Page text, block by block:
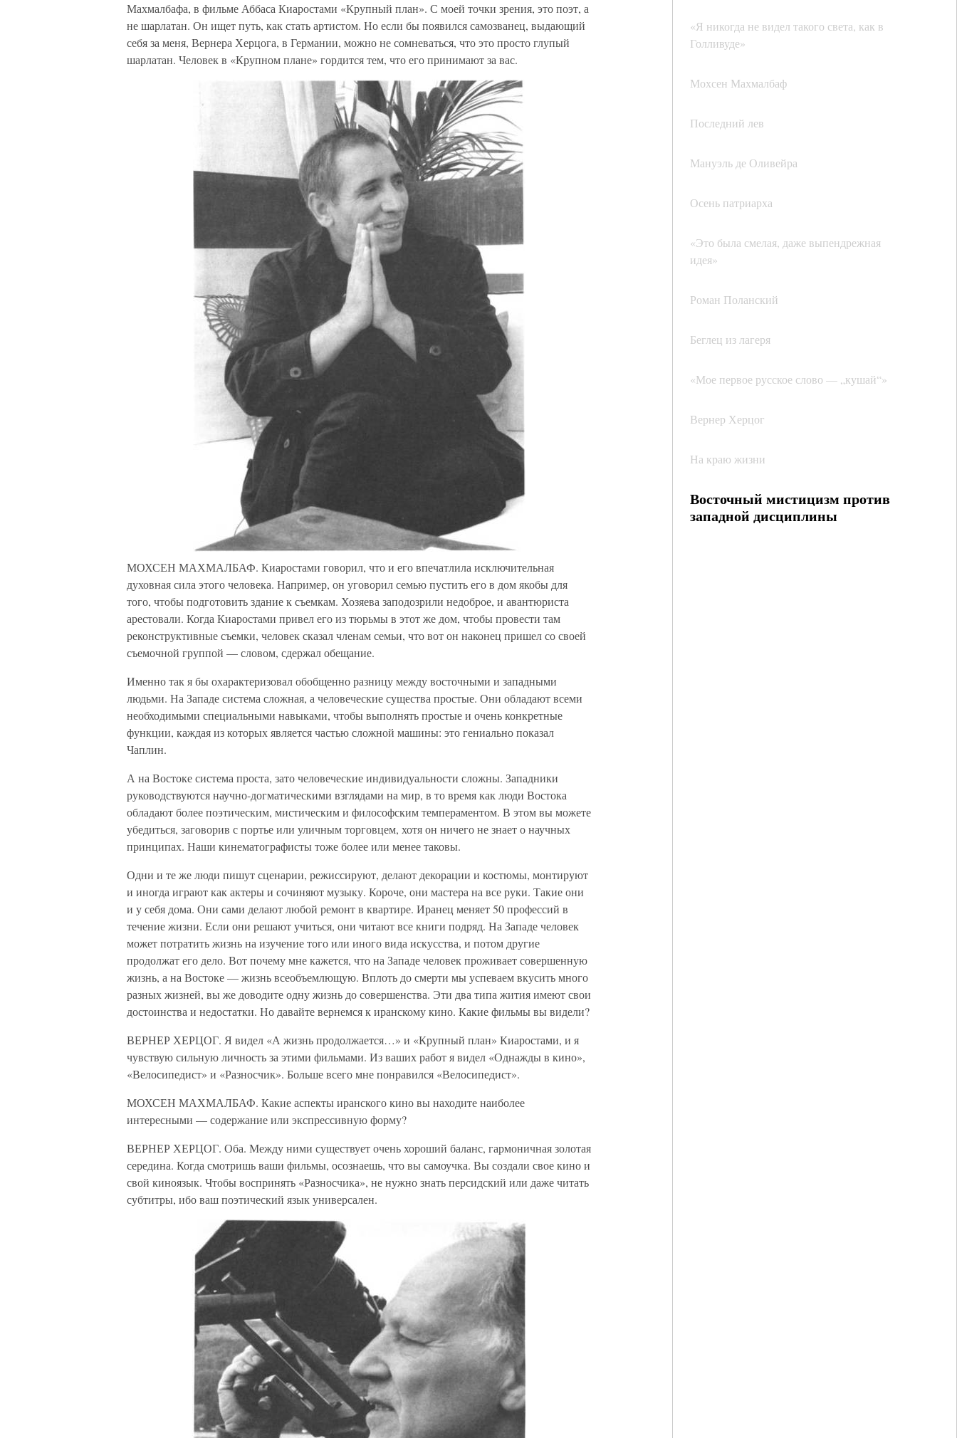
«Я никогда не видел такого света, как в
Голливуде»
Мохсен Махмалбаф
Последний лев
Мануэль де Оливейра
Осень патриарха
«Это была смелая, даже выпендрежная
идея»
Роман Поланский
Беглец из лагеря
«Мое первое русское слово — „кушай“»
Вернер Херцог
На краю жизни
Восточный мистицизм против
западной дисциплины
Махмалбафа, в фильме Аббаса Киаростами «Крупный план». С моей точки зрения, это поэт, а
не шарлатан. Он ищет путь, как стать артистом. Но если бы появился самозванец, выдающий
себя за меня, Вернера Херцога, в Германии, можно не сомневаться, что это просто глупый
шарлатан. Человек в «Крупном плане» гордится тем, что его принимают за вас.
МОХСЕН МАХМАЛБАФ. Киаростами говорил, что и его впечатлила исключительная
духовная сила этого человека. Например, он уговорил семью пустить его в дом якобы для
того, чтобы подготовить здание к съемкам. Хозяева заподозрили недоброе, и авантюриста
арестовали. Когда Киаростами привел его из тюрьмы в этот же дом, чтобы провести там
реконструктивные съемки, человек сказал членам семьи, что вот он наконец пришел со своей
съемочной группой — словом, сдержал обещание.
Именно так я бы охарактеризовал обобщенно разницу между восточными и западными
людьми. На Западе система сложная, а человеческие существа простые. Они обладают всеми
необходимыми специальными навыками, чтобы выполнять простые и очень конкретные
функции, каждая из которых является частью сложной машины: это гениально показал
Чаплин.
А на Востоке система проста, зато человеческие индивидуальности сложны. Западники
руководствуются научно-догматическими взглядами на мир, в то время как люди Востока
обладают более поэтическим, мистическим и философским темпераментом. В этом вы можете
убедиться, заговорив с портье или уличным торговцем, хотя он ничего не знает о научных
принципах. Наши кинематографисты тоже более или менее таковы.
Одни и те же люди пишут сценарии, режиссируют, делают декорации и костюмы, монтируют
и иногда играют как актеры и сочиняют музыку. Короче, они мастера на все руки. Такие они
и у себя дома. Они сами делают любой ремонт в квартире. Иранец меняет 50 профессий в
течение жизни. Если они решают учиться, они читают все книги подряд. На Западе человек
может потратить жизнь на изучение того или иного вида искусства, и потом другие
продолжат его дело. Вот почему мне кажется, что на Западе человек проживает совершенную
жизнь, а на Востоке — жизнь всеобъемлющую. Вплоть до смерти мы успеваем вкусить много
разных жизней, вы же доводите одну жизнь до совершенства. Эти два типа жития имеют свои
достоинства и недостатки. Но давайте вернемся к иранскому кино. Какие фильмы вы видели?
ВЕРНЕР ХЕРЦОГ. Я видел «А жизнь продолжается…» и «Крупный план» Киаростами, и я
чувствую сильную личность за этими фильмами. Из ваших работ я видел «Однажды в кино»,
«Велосипедист» и «Разносчик». Больше всего мне понравился «Велосипедист».
МОХСЕН МАХМАЛБАФ. Какие аспекты иранского кино вы находите наиболее
интересными — содержание или экспрессивную форму?
ВЕРНЕР ХЕРЦОГ. Оба. Между ними существует очень хороший баланс, гармоничная золотая
середина. Когда смотришь ваши фильмы, осознаешь, что вы самоучка. Вы создали свое кино и
свой киноязык. Чтобы воспринять «Разносчика», не нужно знать персидский или даже читать
субтитры, ибо ваш поэтический язык универсален.